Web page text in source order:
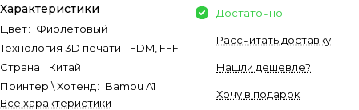
Характеристики
Цвет: Фиолетовый
Технология 3D печати: FDM, FFF
Страна: Китай
Принтер \ Хотенд: Bambu A1
Все характеристики
Достаточно
Рассчитать доставку
Нашли дешевле?
Хочу в подарок